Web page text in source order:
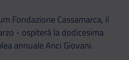
Fondazione Cassamarca, il
- ospiterà la dodicesima
annuale Anci Giovani.